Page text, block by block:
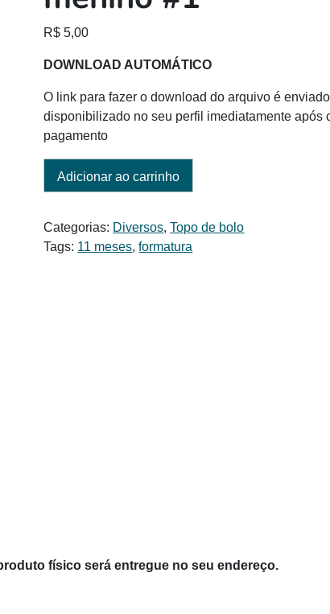
R$ 5,00
DOWNLOAD AUTOMÁTICO
O link para fazer o download do arquivo é
disponibilizado no seu perfil imediatamente após
pagamento
Adicionar ao carrinho
Categorias: Diversos,Topo de bolo
Tags: 11 meses,formatura
físico será entregue no seu endereço.